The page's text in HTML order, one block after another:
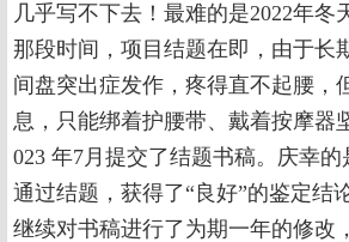
几乎写不下去！最难的是2022年冬
那段时间，项目结题在即，由于长
间盘突出症发作，疼得直不起腰，
息，只能绑着护腰带、戴着按摩器
023 年7月提交了结题书稿。庆幸的
通过结题，获得了“良好”的鉴定结
继续对书稿进行了为期一年的修改